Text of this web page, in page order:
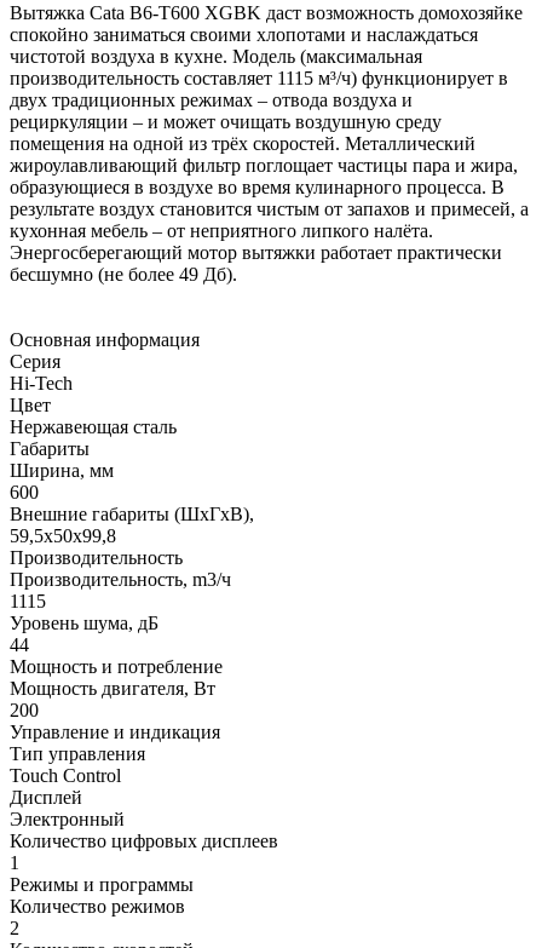
Вытяжка Cata B6-T600 XGBK даст возможность домохозяйке
спокойно заниматься своими хлопотами и наслаждаться
чистотой воздуха в кухне. Модель (максимальная
производительность составляет 1115 м³/ч) функционирует в
двух традиционных режимах – отвода воздуха и
рециркуляции – и может очищать воздушную среду
помещения на одной из трёх скоростей. Металлический
жироулавливающий фильтр поглощает частицы пара и жира,
образующиеся в воздухе во время кулинарного процесса. В
результате воздух становится чистым от запахов и примесей, а
кухонная мебель – от неприятного липкого налёта.
Энергосберегающий мотор вытяжки работает практически
бесшумно (не более 49 Дб).
Основная информация
Серия
Hi-Tech
Цвет
Нержавеющая сталь
Габариты
Ширина, мм
600
Внешние габариты (ШхГхВ),
59,5х50х99,8
Производительность
Производительность, m3/ч
1115
Уровень шума, дБ
44
Мощность и потребление
Мощность двигателя, Вт
200
Управление и индикация
Тип управления
Touch Control
Дисплей
Электронный
Количество цифровых дисплеев
1
Режимы и программы
Количество режимов
2